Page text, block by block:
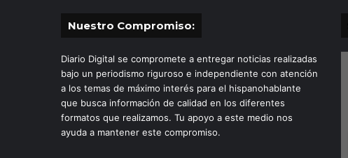
Nuestro Compromiso:
Diario Digital se compromete a entregar noticias realizadas
bajo un periodismo riguroso e independiente con atención
a los temas de máximo interés para el hispanohablante
que busca información de calidad en los diferentes
formatos que realizamos. Tu apoyo a este medio nos
ayuda a mantener este compromiso.